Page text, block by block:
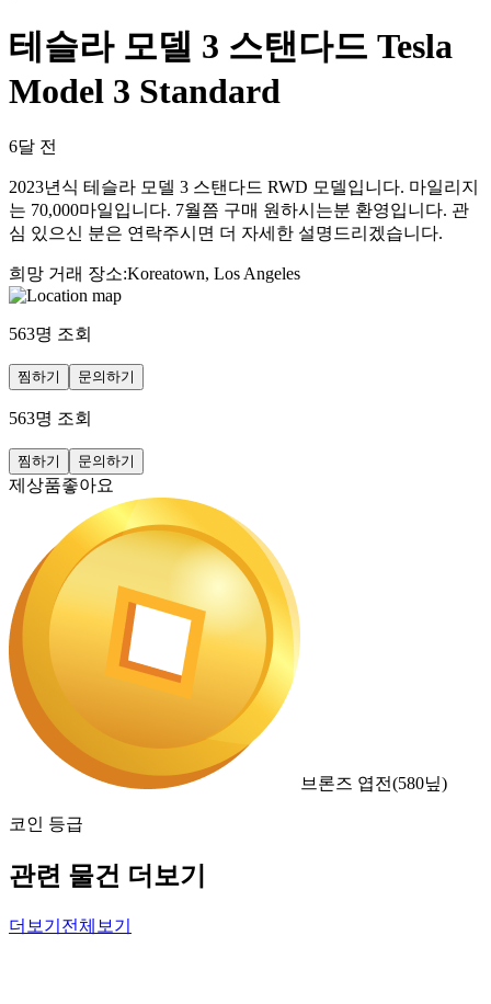
테슬라 모델 3 스탠다드 Tesla
Model 3 Standard
6달 전
2023년식 테슬라 모델 3 스탠다드 RWD 모델입니다. 마일리지
는 70,000마일입니다. 7월쯤 구매 원하시는분 환영입니다. 관
심 있으신 분은 연락주시면 더 자세한 설명드리겠습니다.
희망 거래 장소:Koreatown, Los Angeles
563명 조회
찜하기 문의하기
563명 조회
찜하기 문의하기
제상품좋아요
브론즈 엽전(580닢)
코인 등급
관련 물건 더보기
더보기 전체보기